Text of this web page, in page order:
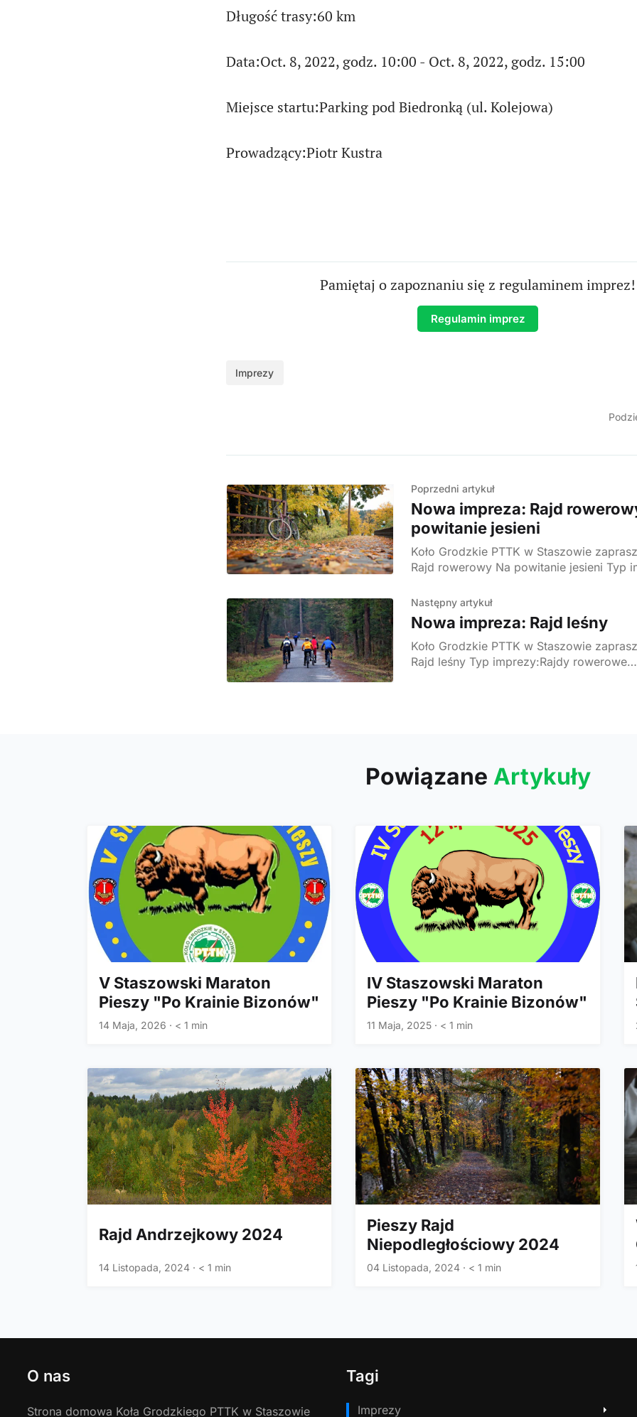
Długość trasy:60 km
Data:Oct. 8, 2022, godz. 10:00 - Oct. 8, 2022, godz. 15:00
Miejsce startu:Parking pod Biedronką (ul. Kolejowa)
Prowadzący:Piotr Kustra
Pamiętaj o zapoznaniu się z regulaminem imprez!
Regulamin imprez
Imprezy
Poprzedni artykuł
Nowa impreza: Rajd
powitanie jesieni
Koło Grodzkie PTTK w Staszowie zaprasza na imprezę
Rajd rowerowy Na powitanie jesieni Typ imprezy:Rajdy
trasy:50 km Data:Sept. 25, 2022, godz. 09:30 - Sept. 25,
2022, godz. 18:00 Miejsce
Następny artykuł
Nowa impreza: Rajd leśny
Koło Grodzkie PTTK w Staszowie zaprasza na imprezę
Rajd leśny Typ imprezy:Rajdy rowerowe
Powiązane Artykuły
V Staszowski Maraton
Pieszy "Po Krainie Bizonów"
14 Maja, 2026 · < 1 min
IV Staszowski Maraton
Pieszy "Po Krainie Bizonów"
11 Maja, 2025 · < 1 min
Rajd Andrzejkowy 2024
14 Listopada, 2024 · < 1 min
Pieszy Rajd
Niepodległościowy 2024
04 Listopada, 2024 · < 1 min
O nas
Strona domowa Koła Grodzkiego PTTK w Staszowie
Tagi
Imprezy